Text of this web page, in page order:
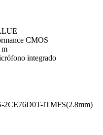
CMOS
m
integrado
2CE76D0T-ITMFS(2.8mm)